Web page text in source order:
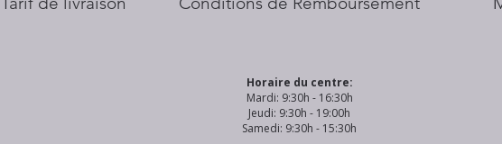
Horaire du centre:
Mardi: 9:30h - 16:30h
Jeudi: 9:30h - 19:00h
Samedi: 9:30h - 15:30h